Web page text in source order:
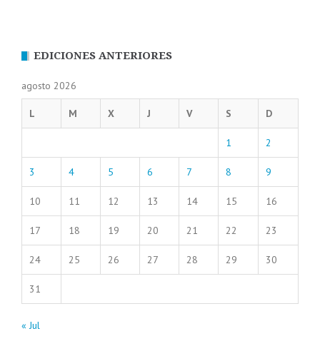
EDICIONES ANTERIORES
agosto 2026
L M X J V S D
1 2
3 4 5 6 7 8 9
10 11 12 13 14 15 16
17 18 19 20 21 22 23
24 25 26 27 28 29 30
31
« Jul